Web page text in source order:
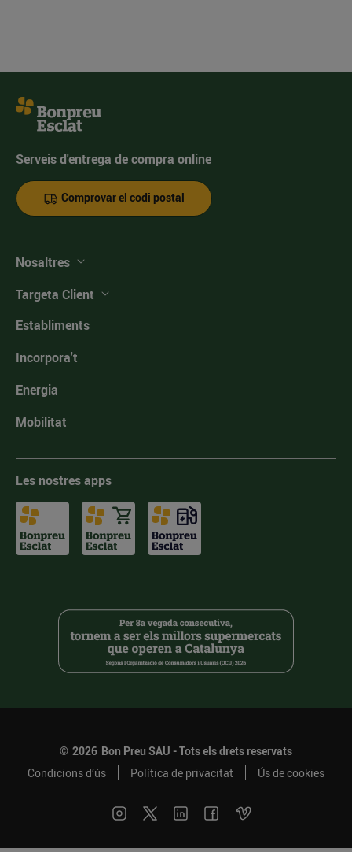
Serveis d'entrega de compra online
Comprovar el codi postal
Nosaltres
Targeta Client
Establiments
Incorpora't
Energia
Mobilitat
Les nostres apps
© 2026 Bon Preu SAU - Tots els drets reservats
Condicions d’ús
Política de privacitat Ús de cookies